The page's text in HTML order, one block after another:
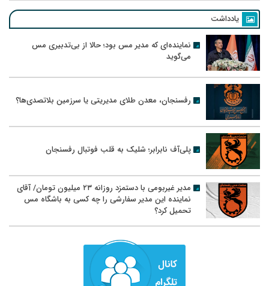
یادداشت
نماینده‌ای که مدیر مس بود؛ حالا از بی‌تدبیری مس
می‌گوید
رفسنجان، معدن طلای مدیریتی یا سرزمین بلاتصدی‌ها؟
پلی‌آف نابرابر؛ شلیک به قلب فوتبال رفسنجان
مدیر غیربومی با دستمزد روزانه ۲۳ میلیون تومان/ آقای
نماینده این مدیر سفارشی را چه کسی به باشگاه مس
تحمیل کرد؟